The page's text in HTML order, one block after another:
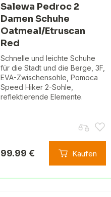
Salewa Pedroc 2
Damen Schuhe
Oatmeal/Etruscan
Red
Schnelle und leichte Schuhe
für die Stadt und die Berge, 3F,
EVA-Zwischensohle, Pomoca
Speed Hiker 2-Sohle,
reflektierende Elemente.
99.99 € Kaufen